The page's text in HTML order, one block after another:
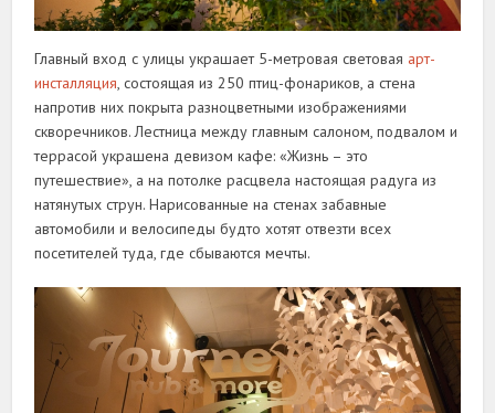
Главный вход с улицы украшает 5-метровая световая арт-
инсталляция, состоящая из 250 птиц-фонариков, а стена
напротив них покрыта разноцветными изображениями
скворечников. Лестница между главным салоном, подвалом и
террасой украшена девизом кафе: «Жизнь – это
путешествие», а на потолке расцвела настоящая радуга из
натянутых струн. Нарисованные на стенах забавные
автомобили и велосипеды будто хотят отвезти всех
посетителей туда, где сбываются мечты.